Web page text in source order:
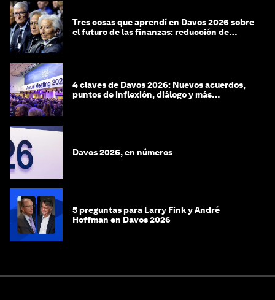
Tres cosas que aprendí en Davos 2026 sobre
el futuro de las finanzas: reducción de
4 claves de Davos 2026: Nuevos acuerdos,
puntos de inflexión, diálogo y más
Davos 2026, en números
5 preguntas para Larry Fink y André
Hoffman en Davos 2026